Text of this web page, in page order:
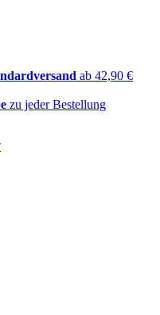
ab 42,90 €
zu jeder Bestellung